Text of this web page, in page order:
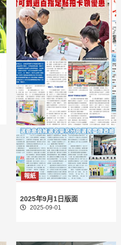
報紙
2025年9月1日版面
2025-09-01